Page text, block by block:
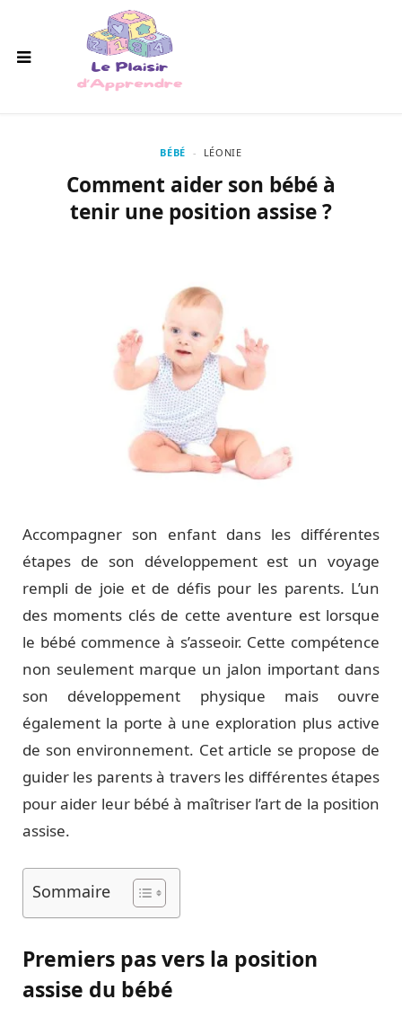
BÉBÉ LÉONIE
Comment aider son bébé à
tenir une position assise ?
Accompagner son enfant dans les différentes
étapes de son développement est un voyage
rempli de joie et de défis pour les parents. L’un
des moments clés de cette aventure est lorsque
le bébé commence à s’asseoir. Cette compétence
non seulement marque un jalon important dans
son développement physique mais ouvre
également la porte à une exploration plus active
de son environnement. Cet article se propose de
guider les parents à travers les différentes étapes
pour aider leur bébé à maîtriser l’art de la position
assise.
Sommaire
Premiers pas vers la position
assise du bébé